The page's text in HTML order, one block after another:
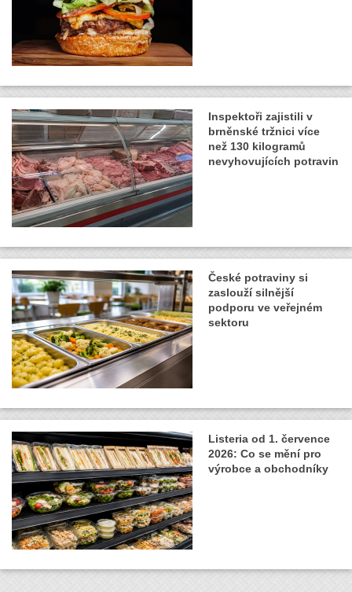
Inspektoři zajistili v
brněnské tržnici více
než 130 kilogramů
nevyhovujících potravin
České potraviny si
zaslouží silnější
podporu ve veřejném
sektoru
Listeria od 1. července
2026: Co se mění pro
výrobce a obchodníky